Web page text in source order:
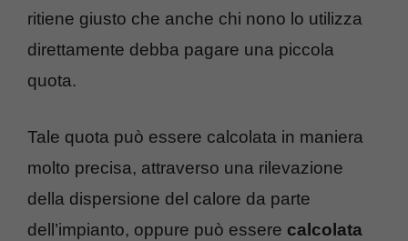
ritiene giusto che anche chi nono lo utilizza
direttamente debba pagare una piccola
quota.
Tale quota può essere calcolata in maniera
molto precisa, attraverso una rilevazione
della dispersione del calore da parte
dell’impianto, oppure può essere calcolata